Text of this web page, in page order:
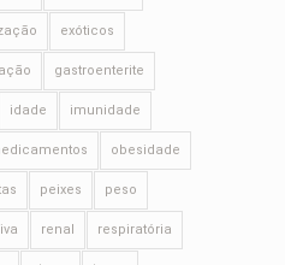
exóticos
gastroenterite
idade imunidade
obesidade
peixes peso
renal respiratória